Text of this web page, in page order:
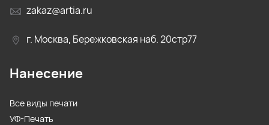
zakaz@artia.ru
г. Москва, Бережковская наб. 20стр77
Нанесение
Все виды печати
УФ-Печать